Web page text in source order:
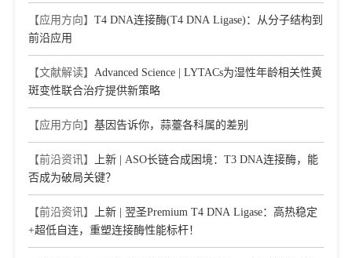
【应用方向】 T4 DNA连接酶(T4 DNA Ligase)：从分子结构到
前沿应用
【文献解读】 Advanced Science | LYTACs为湿性年龄相关性黄
斑变性联合治疗提供新策略
【应用方向】 基因告诉你，蒜薹各科属的差别
【前沿资讯】
上新 | ASO长链合成困境：T3 DNA连接酶，能
否成为破局关键？
【前沿资讯】
上新 | 翌圣Premium T4 DNA Ligase：高热稳定
+超低自连，重塑连接酶性能标杆！